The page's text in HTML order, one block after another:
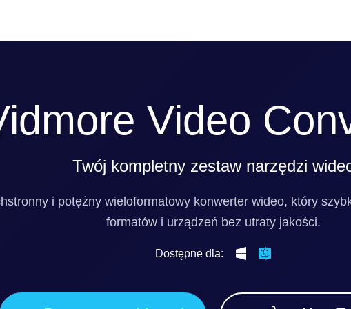
Video
Twój kompletny zestaw narzędzi
i potężny wieloformatowy konwerter wideo, który
formatów i urządzeń bez utraty jakości.
Dostępne dla: